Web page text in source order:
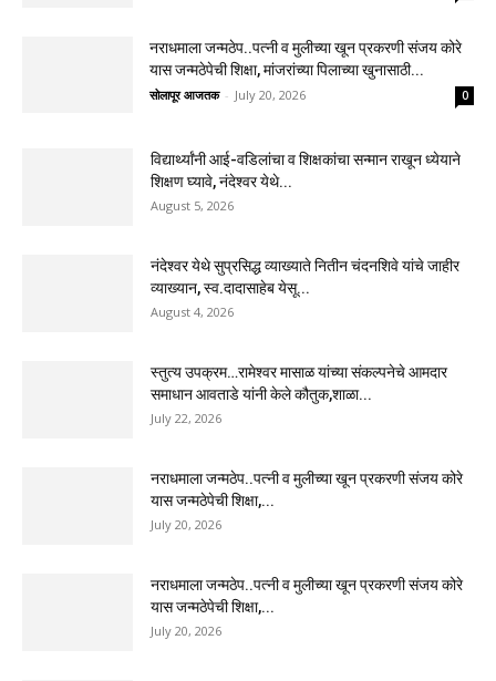
नराधमाला जन्मठेप..पत्नी व मुलीच्या खून प्रकरणी संजय कोरे
यास जन्मठेपेची शिक्षा, मांजरांच्या पिलाच्या खुनासाठी...
सोलापूर आजतक - July 20, 2026 0
विद्यार्थ्यांनी आई-वडिलांचा व शिक्षकांचा सन्मान राखून ध्येयाने
शिक्षण घ्यावे, नंदेश्वर येथे...
August 5, 2026
नंदेश्वर येथे सुप्रसिद्ध व्याख्याते नितीन चंदनशिवे यांचे जाहीर
व्याख्यान, स्व.दादासाहेब येसू...
August 4, 2026
स्तुत्य उपक्रम…रामेश्वर मासाळ यांच्या संकल्पनेचे आमदार
समाधान आवताडे यांनी केले कौतुक,शाळा...
July 22, 2026
नराधमाला जन्मठेप..पत्नी व मुलीच्या खून प्रकरणी संजय कोरे
यास जन्मठेपेची शिक्षा,...
July 20, 2026
नराधमाला जन्मठेप..पत्नी व मुलीच्या खून प्रकरणी संजय कोरे
यास जन्मठेपेची शिक्षा,...
July 20, 2026